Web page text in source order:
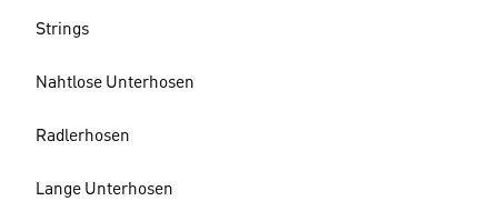
Strings
Nahtlose Unterhosen
Radlerhosen
Lange Unterhosen